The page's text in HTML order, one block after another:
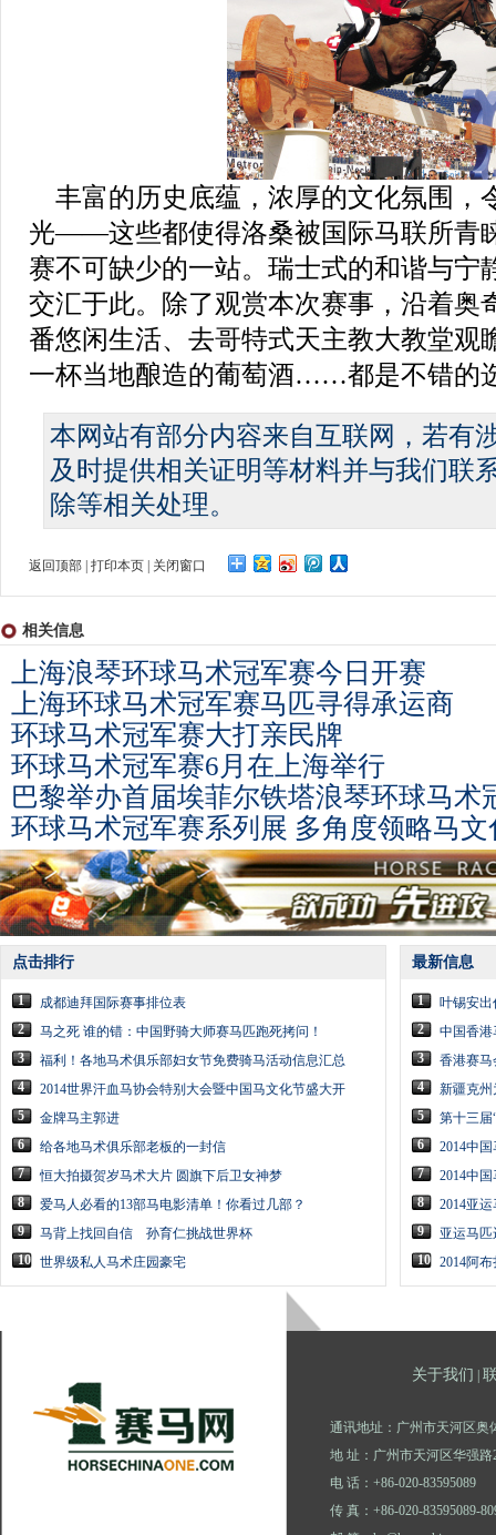
丰富的历史底蕴，浓厚的文化氛围，
光——这些都使得洛桑被国际马联所青
赛不可缺少的一站。瑞士式的和谐与宁
交汇于此。除了观赏本次赛事，沿着奥
番悠闲生活、去哥特式天主教大教堂观
一杯当地酿造的葡萄酒……都是不错的
本网站有部分内容来自互联网，若有
及时提供相关证明等材料并与我们联
除等相关处理。
返回顶部 打印本页 关闭窗口
相关信息
上海浪琴环球马术冠军赛今日开赛
上海环球马术冠军赛马匹寻得承运商
环球马术冠军赛大打亲民牌
环球马术冠军赛6月在上海举行
巴黎举办首届埃菲尔铁塔浪琴环球马术
环球马术冠军赛系列展 多角度领略马文
点击排行
1
成都迪拜国际赛事排位表
2
马之死 谁的错：中国野骑大师赛马匹跑死拷问！
3
福利！各地马术俱乐部妇女节免费骑马活动信息汇总
4
2014世界汗血马协会特别大会暨中国马文化节盛大开
5
金牌马主郭进
6
给各地马术俱乐部老板的一封信
7
恒大拍摄贺岁马术大片 圆旗下后卫女神梦
8
爱马人必看的13部马电影清单！你看过几部？
9
马背上找回自信 孙育仁挑战世界杯
10 世界级私人马术庄园豪宅
最新信息
1
叶锡安出
2
中国香港
3
香港赛马
4
新疆克州
5
第十三届
6
2014中
7
2014中
8
2014亚
9
亚运马
10 2014阿
关于我们
通讯地址：广州市天河区奥
地 址：广州市天河区华强路
电 话：+86-020-83595089
传 真：+86-020-83595089-